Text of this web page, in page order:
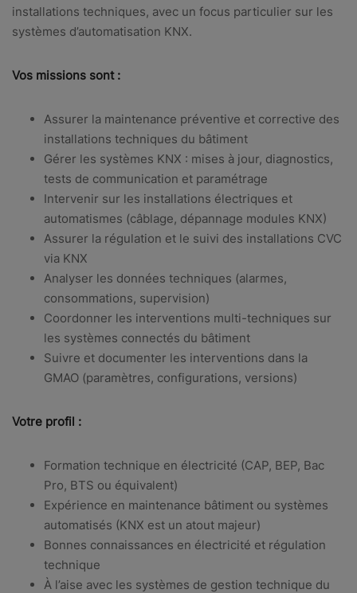
installations techniques, avec un focus particulier sur les
systèmes d’automatisation KNX.
Vos missions sont :
Assurer la maintenance préventive et corrective des
installations techniques du bâtiment
Gérer les systèmes KNX : mises à jour, diagnostics,
tests de communication et paramétrage
Intervenir sur les installations électriques et
automatismes (câblage, dépannage modules KNX)
Assurer la régulation et le suivi des installations CVC
via KNX
Analyser les données techniques (alarmes,
consommations, supervision)
Coordonner les interventions multi-techniques sur
les systèmes connectés du bâtiment
Suivre et documenter les interventions dans la
GMAO (paramètres, configurations, versions)
Votre profil :
Formation technique en électricité (CAP, BEP, Bac
Pro, BTS ou équivalent)
Expérience en maintenance bâtiment ou systèmes
automatisés (KNX est un atout majeur)
Bonnes connaissances en électricité et régulation
technique
À l’aise avec les systèmes de gestion technique du